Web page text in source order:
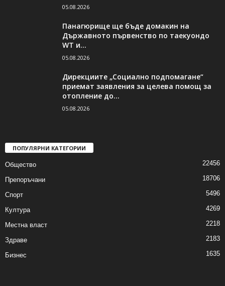
05.08.2026
Панагюрище ще бъде домакин на
Държавното първенство по таекуондо
WT и...
05.08.2026
Дирекциите „Социално подпомагане“
приемат заявления за целева помощ за
отопление до...
05.08.2026
ПОПУЛЯРНИ КАТЕГОРИИ
Общество 22456
Препоръчани 18706
Спорт 5496
Култура 4269
Местна власт 2218
Здраве 2183
Бизнес 1635